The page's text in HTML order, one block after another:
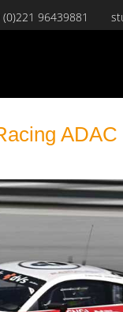
96439881